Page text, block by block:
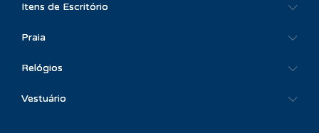
Itens de Escritório
Praia
Relógios
Vestuário